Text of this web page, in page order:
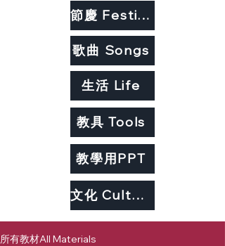
教具 Tools
節慶 Festivals
生活 Life
歌曲 Songs
教學用PPT
文化 Culture
所有教材All Materials